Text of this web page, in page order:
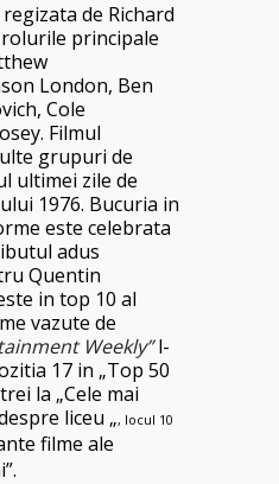
de Richard
principale
London, Ben
Cole
Filmul
grupuri de
ultimei zile de
1976. Bucuria in
este celebrata
adus
Quentin
in top 10 al
vazute de
Weekly”l-
17 in „Top 50
la „Cele mai
liceu „, locul 10
filme ale